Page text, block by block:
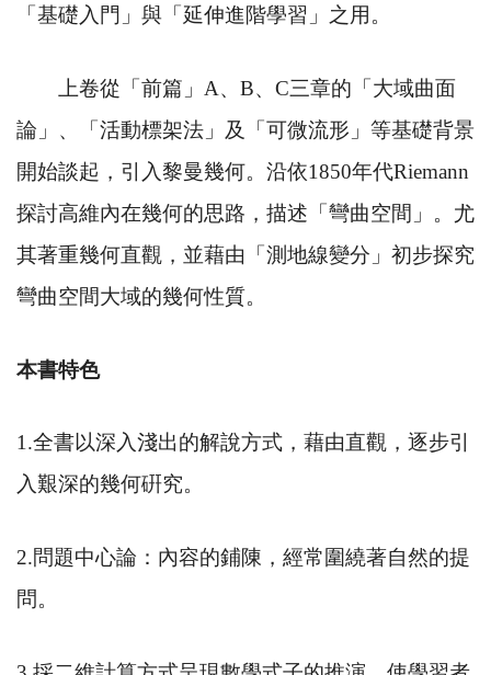
「基礎入門」與「延伸進階學習」之用。
上卷從「前篇」 A、 B、 C三章的「大域曲面
論」、「活動標架法」及「可微流形」等基礎背景
開始談起，引入黎曼幾何。沿依1850年代Riemann
探討高維內在幾何的思路，描述「彎曲空間」。尤
其著重幾何直觀，並藉由「測地線變分」初步探究
彎曲空間大域的幾何性質。
本書特色
1.全書以深入淺出的解說方式，藉由直觀，逐步引
入艱深的幾何硏究。
2.問題中心論：內容的鋪陳，經常圍繞著自然的提
問。